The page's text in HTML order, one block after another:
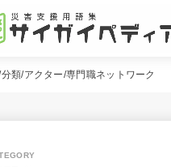
分類 アクター 専門職ネットワーク